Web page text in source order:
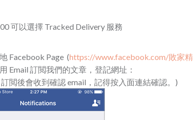
可以選擇 Tracked Delivery 服務
Facebook Page (https://www.facebook.com/敗家精
Email 訂閲我們的文章，登記網址：
閲後會收到確認 email，記得按入面連結確認。)